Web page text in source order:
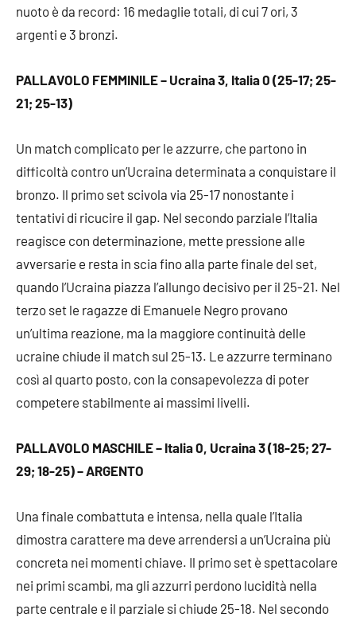
nuoto è da record: 16 medaglie totali, di cui 7 ori, 3
argenti e 3 bronzi.
PALLAVOLO FEMMINILE – Ucraina 3, Italia 0 (25-17; 25-
21; 25-13)
Un match complicato per le azzurre, che partono in
difficoltà contro un’Ucraina determinata a conquistare il
bronzo. Il primo set scivola via 25-17 nonostante i
tentativi di ricucire il gap. Nel secondo parziale l’Italia
reagisce con determinazione, mette pressione alle
avversarie e resta in scia fino alla parte finale del set,
quando l’Ucraina piazza l’allungo decisivo per il 25-21. Nel
terzo set le ragazze di Emanuele Negro provano
un’ultima reazione, ma la maggiore continuità delle
ucraine chiude il match sul 25-13. Le azzurre terminano
così al quarto posto, con la consapevolezza di poter
competere stabilmente ai massimi livelli.
PALLAVOLO MASCHILE – Italia 0, Ucraina 3 (18-25; 27-
29; 18-25) – ARGENTO
Una finale combattuta e intensa, nella quale l’Italia
dimostra carattere ma deve arrendersi a un’Ucraina più
concreta nei momenti chiave. Il primo set è spettacolare
nei primi scambi, ma gli azzurri perdono lucidità nella
parte centrale e il parziale si chiude 25-18. Nel secondo